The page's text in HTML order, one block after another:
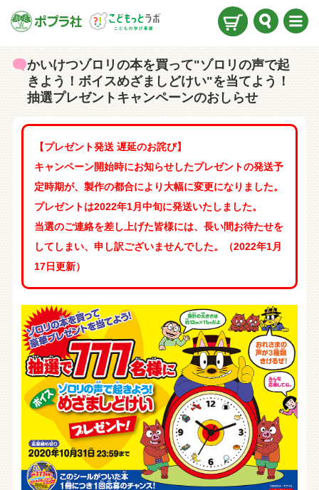
ュー
かいけつゾロリの本を買って"ゾロリの声で起
きよう！ボイスめざましどけい"を当てよう！
抽選プレゼントキャンペーンのおしらせ
【プレゼント発送 遅延のお詫び】
キャンペーン開始時にお知らせしたプレゼントの発送予
定時期が、製作の都合により大幅に変更になりました。
プレゼントは2022年1月中旬に発送いたしました。​
当選のご連絡を差し上げた皆様には、長い間お待たせを
してしまい、申し訳ございませんでした。（2022年1月
17日更新）​